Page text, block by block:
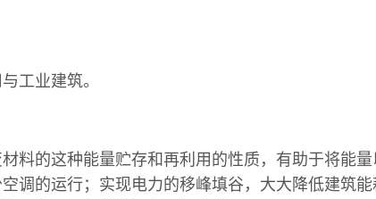
工业建筑。
料的这种能量贮存和再利用的性质，有助于将能
调的运行；实现电力的移峰填谷，大大降低建筑